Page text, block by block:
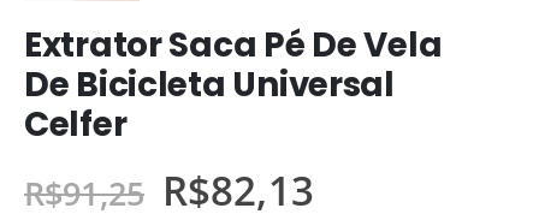
Extrator Saca Pé De Vela
De Bicicleta Universal
Celfer
R$91,25 R$82,13